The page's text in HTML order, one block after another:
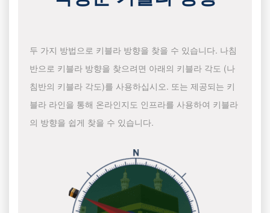
두 가지 방법으로 키블라 방향을 찾을 수 있습니다. 나침
반으로 키블라 방향을 찾으려면 아래의 키블라 각도 (나
침반의 키블라 각도)를 사용하십시오. 또는 제공되는 키
블라 라인을 통해 온라인지도 인프라를 사용하여 키블라
의 방향을 쉽게 찾을 수 있습니다.